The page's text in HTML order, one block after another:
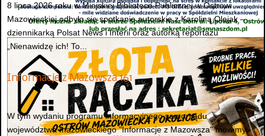
8 lipca 2026 roku w Miejskiej Bibliotece Publicznej w Ostrowi
Mazowieckiej odbyło się spotkanie autorskie z Karoliną Olejak –
dziennikarką Polsat News i Interii oraz autorką reportażu
„Nienawidzę ich! To...
Informacje z Mazowsza 161
W tym wydaniu programu informacyjnego samorządu
województwa mazowieckiego "Informacje z Mazowsza" mówimy